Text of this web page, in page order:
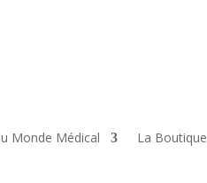
Monde Médical La Boutique